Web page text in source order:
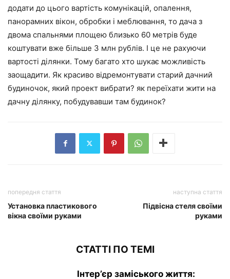
додати до цього вартість комунікацій, опалення,
панорамних вікон, обробки і меблювання, то дача з
двома спальнями площею близько 60 метрів буде
коштувати вже більше 3 млн рублів. І це не рахуючи
вартості ділянки. Тому багато хто шукає можливість
заощадити. Як красиво відремонтувати старий дачний
будиночок, який проект вибрати? як переїхати жити на
дачну ділянку, побудувавши там будинок?
попередня стаття
Установка пластикового
вікна своїми руками
наступна стаття
Підвісна стеля своїми
руками
СТАТТІ ПО ТЕМІ
Інтер’єр заміського життя: